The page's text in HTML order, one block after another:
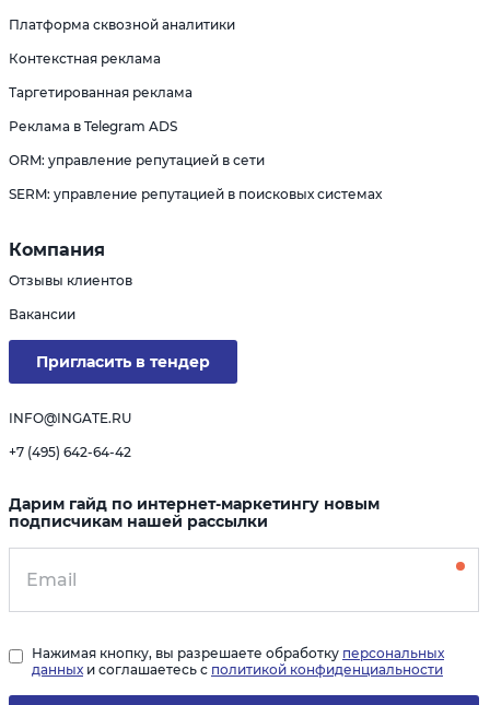
Платформа сквозной аналитики
Контекстная реклама
Таргетированная реклама
Реклама в Telegram ADS
ORM: управление репутацией в сети
SERM: управление репутацией в поисковых системах
Компания
Отзывы клиентов
Вакансии
Пригласить в тендер
INFO@INGATE.RU
+7 (495) 642-64-42
Дарим гайд по интернет-маркетингу новым
подписчикам нашей рассылки
Нажимая кнопку, вы разрешаете обработку персональных
данных и соглашаетесь с политикой конфиденциальности